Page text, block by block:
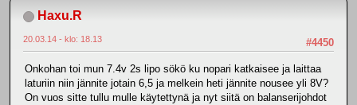
Haxu.R
#4450
20.03.14 - klo: 18.13
Onkohan toi mun 7.4v 2s lipo sökö ku nopari katkaisee ja laittaa
laturiin niin jännite jotain 6,5 ja melkein heti jännite nousee yli 8V?
On vuos sitte tullu mulle käytettynä ja nyt siitä on balanserijohdot